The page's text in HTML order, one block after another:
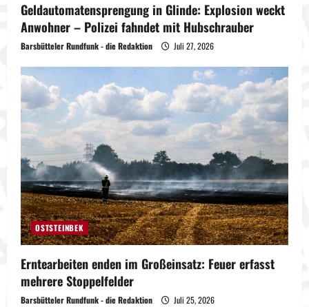
Geldautomatensprengung in Glinde: Explosion weckt
Anwohner – Polizei fahndet mit Hubschrauber
Barsbütteler Rundfunk - die Redaktion Juli 27, 2026
OSTSTEINBEK
Erntearbeiten enden im Großeinsatz: Feuer erfasst
mehrere Stoppelfelder
Barsbütteler Rundfunk - die Redaktion Juli 25, 2026